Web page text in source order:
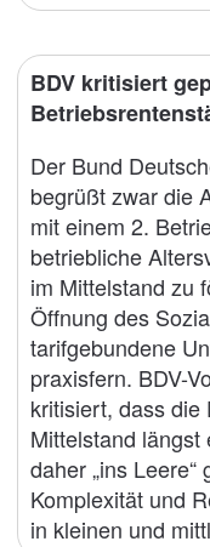
BDV kritisiert
Der Bund
begrüßt zwar die
mit einem 2.
betriebliche
im Mittelstand zu
Öffnung des
tarifgebundene
praxisfern. BDV-
kritisiert, dass die
Mittelstand
daher „ins
Komplexität und
in kleinen und